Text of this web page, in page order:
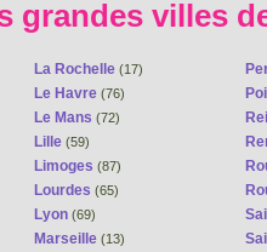
grandes villes
La Rochelle (17)
Le Havre (76)
Le Mans (72)
Lille (59)
Limoges (87)
Lourdes (65)
Lyon (69)
Marseille (13)